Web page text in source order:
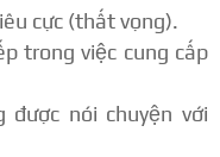
cực (thất vọng).
trong việc cung cấp
được nói chuyện với